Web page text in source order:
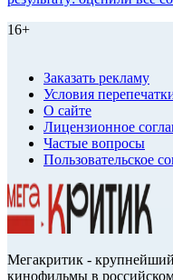
16+
Заказать рекламу
Условия
О сайте
Лицензионное
Частые вопросы
Пользовательское
Мегакритик - крупнейший
кинофильмы в